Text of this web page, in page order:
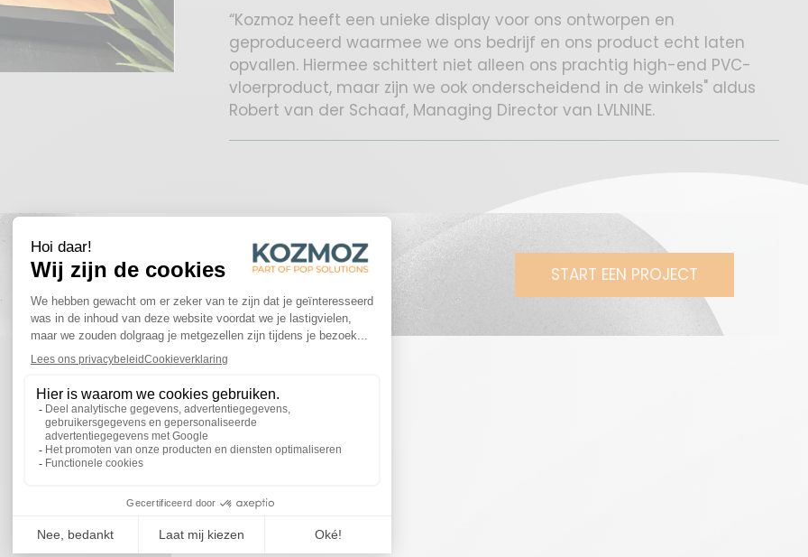
“Kozmoz heeft een unieke display voor ons ontworpen en
geproduceerd waarmee we ons bedrijf en ons product echt laten
opvallen. Hiermee schittert niet alleen ons prachtig high-end PVC-
vloerproduct, maar zijn we ook onderscheidend in de winkels" aldus
Robert van der Schaaf, Managing Director van LVLNINE.
START EEN PROJECT
REALISATIES